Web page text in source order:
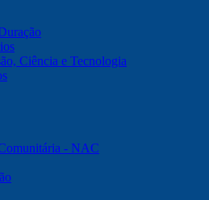
Ciência e Tecnologia
- NAC